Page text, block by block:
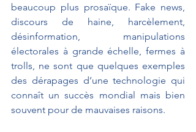
beaucoup plus prosaïque. Fake news,
discours de haine, harcèlement,
désinformation, manipulations
électorales à grande échelle, fermes à
trolls, ne sont que quelques exemples
des dérapages d’une technologie qui
connaît un succès mondial mais bien
souvent pour de mauvaises raisons.